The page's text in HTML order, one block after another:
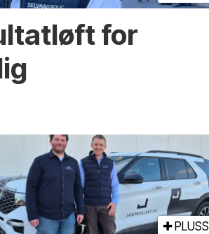
for
PLUSS